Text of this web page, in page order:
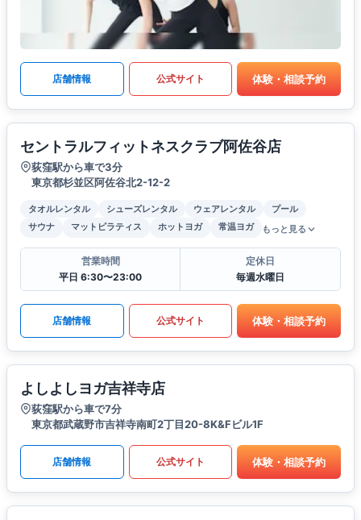
店舗情報 公式サイト 体験・相談予約
セントラルフィットネスクラブ阿佐谷店
荻窪駅から車で3分
東京都杉並区阿佐谷北2-12-2
タオルレンタル シューズレンタル ウェアレンタル
プール
サウナ
マットピラティス ホットヨガ 常温ヨガ もっと見る
営業時間
平日 6:30〜23:00
定休日
毎週水曜日
店舗情報 公式サイト 体験・相談予約
よしよしヨガ吉祥寺店
荻窪駅から車で7分
東京都武蔵野市吉祥寺南町2丁目20-8K&Fビル1F
店舗情報 公式サイト 体験・相談予約